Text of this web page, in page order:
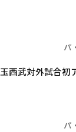
パ
西武対外試合初
パ